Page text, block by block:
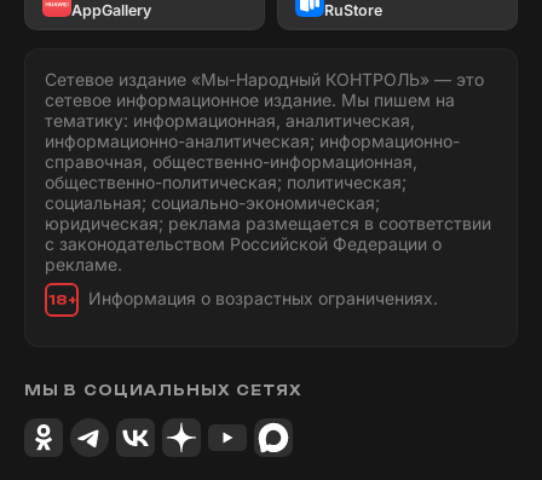
AppGallery RuStore
Сетевое издание «Мы-Народный КОНТРОЛЬ» — это
сетевое информационное издание. Мы пишем на
тематику: информационная, аналитическая,
информационно-аналитическая; информационно-
справочная, общественно-информационная,
общественно-политическая; политическая;
социальная; социально-экономическая;
юридическая; реклама размещается в соответствии
с законодательством Российской Федерации о
рекламе.
18+ Информация о возрастных ограничениях.
МЫ В СОЦИАЛЬНЫХ СЕТЯХ